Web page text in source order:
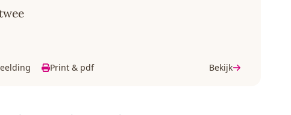
Print & pdf Bekijk